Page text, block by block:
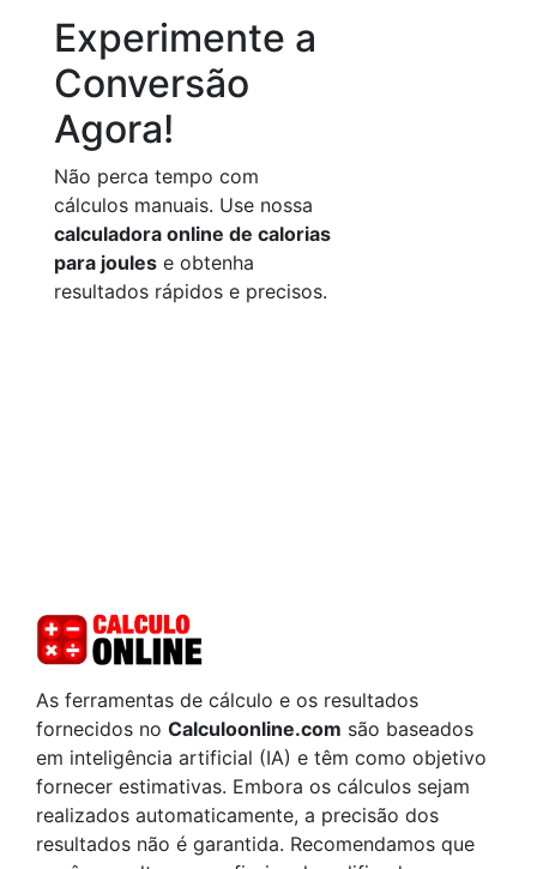
Experimente a
Conversão
Agora!
Não perca tempo com
cálculos manuais. Use nossa
calculadora online de calorias
para joules e obtenha
resultados rápidos e precisos.
As ferramentas de cálculo e os resultados
fornecidos no Calculoonline.com são baseados
em inteligência artificial (IA) e têm como objetivo
fornecer estimativas. Embora os cálculos sejam
realizados automaticamente, a precisão dos
resultados não é garantida. Recomendamos que